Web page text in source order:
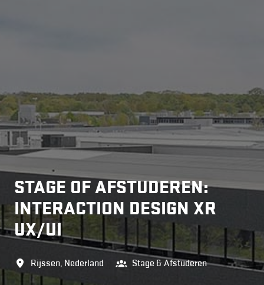
STAGE OF AFSTUDEREN:
INTERACTION DESIGN XR
UX/UI
Rijssen, Nederland Stage & Afstuderen